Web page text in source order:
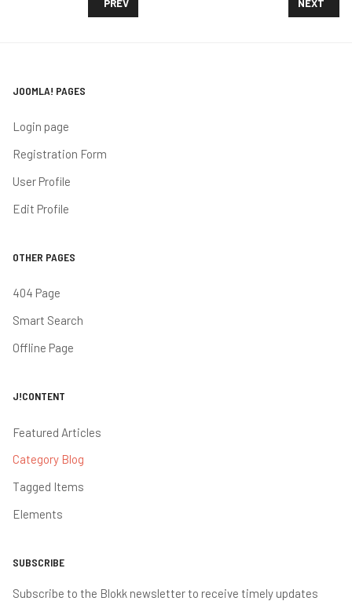
PREV NEXT
JOOMLA! PAGES
Login page
Registration Form
User Profile
Edit Profile
OTHER PAGES
404 Page
Smart Search
Offline Page
J!CONTENT
Featured Articles
Category Blog
Tagged Items
Elements
SUBSCRIBE
Subscribe to the Blokk newsletter to receive timely updates